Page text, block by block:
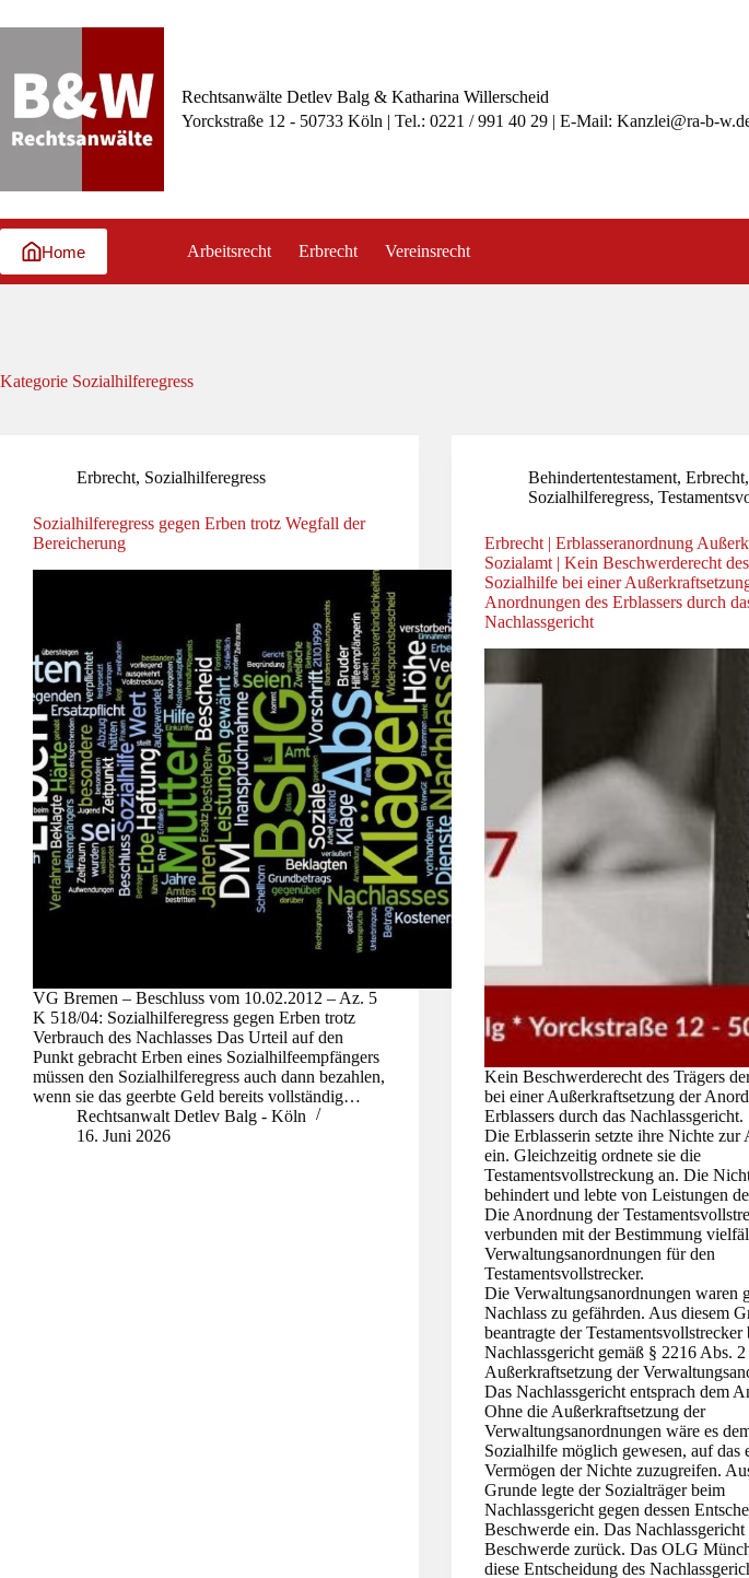
Inhalt
Rechtsanwälte Detlev Balg & Katharina Willerscheid
Yorckstraße 12 - 50733 Köln | Tel.: 0221 / 991 40 29 | E-Mail: Kanzlei@ra-b-
Home Arbeitsrecht Erbrecht Vereinsrecht
Kategorie Sozialhilferegress
Erbrecht, Sozialhilferegress
Sozialhilferegress gegen Erben trotz Wegfall der
Bereicherung
VG Bremen – Beschluss vom 10.02.2012 – Az. 5
K 518/04: Sozialhilferegress gegen Erben trotz
Verbrauch des Nachlasses Das Urteil auf den
Punkt gebracht Erben eines Sozialhilfeempfängers
müssen den Sozialhilferegress auch dann bezahlen,
wenn sie das geerbte Geld bereits vollständig…
Rechtsanwalt Detlev Balg - Köln
16. Juni 2026
Behindertentestament,Erbrecht,
Sozialhilferegress,
Erbrecht | Erblasseranordnung
Sozialamt | Kein Beschwerderecht
Sozialhilfe bei einer
Anordnungen des Erblassers durch
Nachlassgericht
Kein Beschwerderecht des Trägers
bei einer Außerkraftsetzung der
Erblassers durch das Nachlassgericht.
Die Erblasserin setzte ihre Nichte zur
ein. Gleichzeitig ordnete sie die
Testamentsvollstreckung an. Die
behindert und lebte von Leistungen
Die Anordnung der
verbunden mit der Bestimmung
Verwaltungsanordnungen für den
Testamentsvollstrecker.
Die Verwaltungsanordnungen waren
Nachlass zu gefährden. Aus diesem
beantragte der Testamentsvollstrecker
Nachlassgericht gemäß § 2216 Abs.
Außerkraftsetzung der
Das Nachlassgericht entsprach dem
Ohne die Außerkraftsetzung der
Verwaltungsanordnungen wäre es
Sozialhilfe möglich gewesen, auf das
Vermögen der Nichte zuzugreifen.
Grunde legte der Sozialträger beim
Nachlassgericht gegen dessen
Beschwerde ein. Das
Beschwerde zurück. Das OLG
diese Entscheidung des